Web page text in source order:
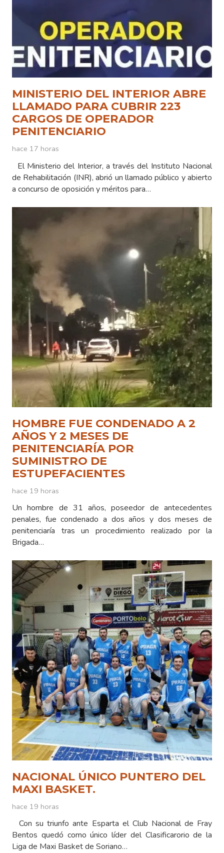
MINISTERIO DEL INTERIOR ABRE
LLAMADO PARA CUBRIR 223
CARGOS DE OPERADOR
PENITENCIARIO
hace 17 horas
El Ministerio del Interior, a través del Instituto Nacional
de Rehabilitación (INR), abrió un llamado público y abierto
a concurso de oposición y méritos para…
HOMBRE FUE CONDENADO A 2
AÑOS Y 2 MESES DE
PENITENCIARÍA POR
SUMINISTRO DE
ESTUPEFACIENTES
hace 19 horas
Un hombre de 31 años, poseedor de antecedentes
penales, fue condenado a dos años y dos meses de
penitenciaría tras un procedimiento realizado por la
Brigada…
NACIONAL ÚNICO PUNTERO DEL
MAXI BASKET.
hace 19 horas
Con su triunfo ante Esparta el Club Nacional de Fray
Bentos quedó como único líder del Clasificarorio de la
Liga de Maxi Basket de Soriano…